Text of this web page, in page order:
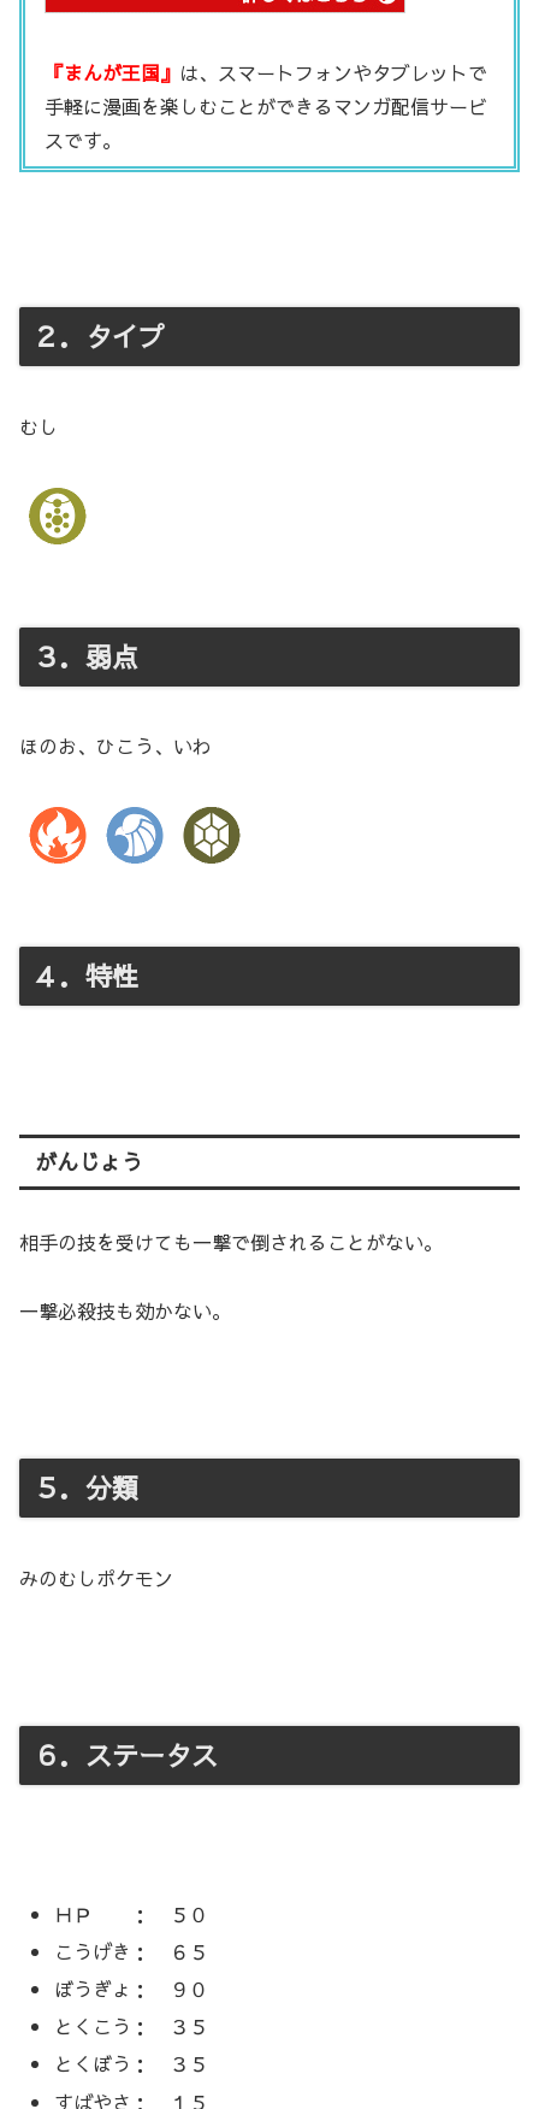
『まんが王国』 は、スマートフォンやタブレットで
手軽に漫画を楽しむことができるマンガ配信サービ
スです。
２．タイプ
むし
３．弱点
ほのお、ひこう、いわ
４．特性
がんじょう
相手の技を受けても一撃で倒されることがない。
一撃必殺技も効かない。
５．分類
みのむしポケモン
６．ステータス
ＨＰ ： ５０
こうげき： ６５
ぼうぎょ： ９０
とくこう： ３５
とくぼう： ３５
すばやさ： １５